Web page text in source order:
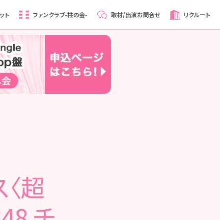
ト ファンクラブ-柱の会- 取材/出演お問合せ リクルート
超